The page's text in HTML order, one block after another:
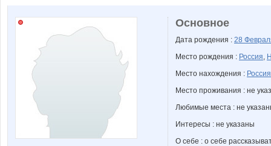
Основное
Дата рождения : 28
Место рождения : Россия,
Место нахождения : Россия
Место проживания : не
Любимые места : не
Интересы : не указаны
О себе : о себе